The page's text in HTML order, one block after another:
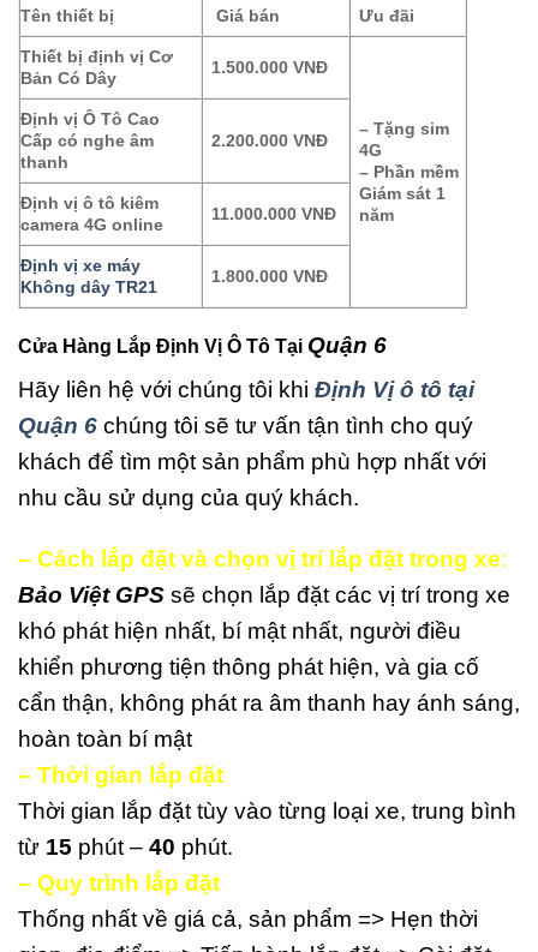
Tên thiết bị Giá bán Ưu đãi
Thiết bị định vị Cơ
Bản Có Dây
1.500.000 VNĐ
– Tặng sim
4G
– Phần mềm
Giám sát 1
năm
Định vị Ô Tô Cao
Cấp có nghe âm
thanh
2.200.000 VNĐ
Định vị ô tô kiêm
camera 4G online
11.000.000 VNĐ
Định vị xe máy
Không dây TR21
1.800.000 VNĐ
Cửa Hàng Lắp Định Vị Ô Tô Tại Quận 6
Hãy liên hệ với chúng tôi khi Định Vị ô tô tại
Quận 6 chúng tôi sẽ tư vấn tận tình cho quý
khách để tìm một sản phẩm phù hợp nhất với
nhu cầu sử dụng của quý khách.
– Cách lắp đặt và chọn vị trí lắp đặt trong xe:
Bảo Việt GPS sẽ chọn lắp đặt các vị trí trong xe
khó phát hiện nhất, bí mật nhất, người điều
khiển phương tiện thông phát hiện, và gia cố
cẩn thận, không phát ra âm thanh hay ánh sáng,
hoàn toàn bí mật
– Thời gian lắp đặt
Thời gian lắp đặt tùy vào từng loại xe, trung bình
từ 15 phút – 40 phút.
– Quy trình lắp đặt
Thống nhất về giá cả, sản phẩm => Hẹn thời